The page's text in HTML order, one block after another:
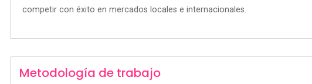
competir con éxito en mercados locales e internacionales.
Metodología de trabajo